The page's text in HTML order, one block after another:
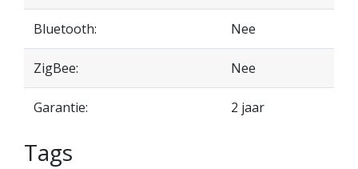
Bluetooth: Nee
ZigBee: Nee
Garantie: 2 jaar
Tags